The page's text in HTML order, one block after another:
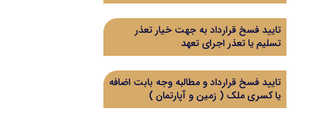
تایید فسخ قرارداد به جهت خیار تعذر
تسلیم یا تعذر اجرای تعهد
تایید فسخ قرارداد و مطالبه وجه بابت اضافه
یا کسری ملک ( زمین و آپارتمان )